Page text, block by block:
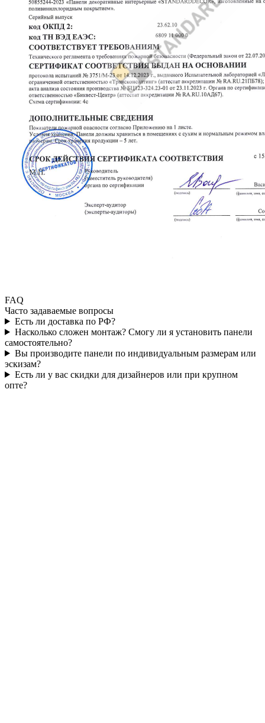
FAQ
Часто задаваемые вопросы
Есть ли доставка по РФ?
Насколько сложен монтаж? Смогу ли я установить панели
самостоятельно?
Вы производите панели по индивидуальным размерам или
эскизам?
Есть ли у вас скидки для дизайнеров или при крупном
опте?